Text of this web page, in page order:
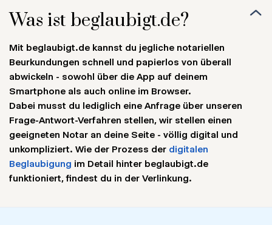
Was ist beglaubigt.de?
Mit beglaubigt.de kannst du jegliche notariellen
Beurkundungen schnell und papierlos von überall
abwickeln - sowohl über die App auf deinem
Smartphone als auch online im Browser.
Dabei musst du lediglich eine Anfrage über unseren
Frage-Antwort-Verfahren stellen, wir stellen einen
geeigneten Notar an deine Seite - völlig digital und
unkompliziert. Wie der Prozess der digitalen
Beglaubigung im Detail hinter beglaubigt.de
funktioniert, findest du in der Verlinkung.